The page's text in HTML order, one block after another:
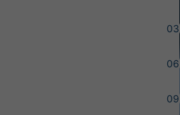
03
06
09